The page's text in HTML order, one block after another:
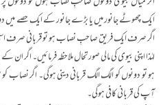
ایک چھوٹے جانور میں یا بڑے جانور کے ایک حصے میں
اگر صرف ایک فریق صاحبِ نصاب ہو تو قربانی صرف
لہٰذا اپنی بیوی کی مالی صورتحال ملاحظہ فرمائیں۔ اگر ان
ہو تو دونوں کو الگ الگ قربانی دینی ہوگی۔ اگر نصاب
آپ کی قربانی کافی ہوگی۔